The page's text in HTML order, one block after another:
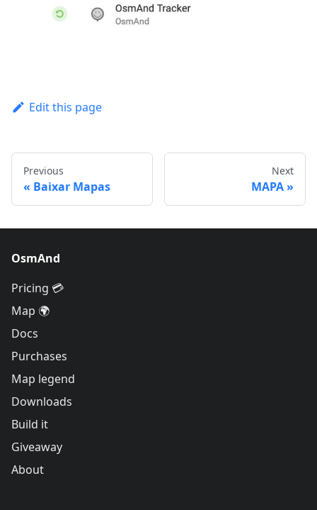
Edit this page
Previous
Baixar Mapas
Next
MAPA
OsmAnd
Pricing 💳
Map 🌍
Docs
Purchases
Map legend
Downloads
Build it
Giveaway
About